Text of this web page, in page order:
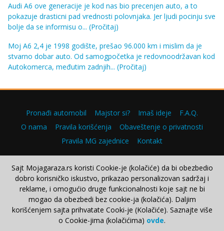
Audi A6 ove generacije je kod nas bio precenjen auto, a to
pokazuje drasticni pad vrednosti polovnjaka. Jer ljudi pocinju sve
bolje da se informisu o... (Pročitaj)
Moj A6 2,4 je 1998 godište, prešao 96.000 km i mislim da je
stvarno dobar auto. Od samogpočetka je redovnoodržavan kod
Autokomerca, međutim zadnjih... (Pročitaj)
Pronađi automobil Majstor si? Imaš ideje
F.A.Q.
O nama
Pravila korišćenja
Obaveštenje o privatnosti
Pravila MG zajednice
Kontakt
Copyright © 2000–2026.
Sajt Mojagaraza.rs koristi Cookie-je (kolačiće) da bi obezbedio
dobro korisničko iskustvo, prikazao personalizovan sadržaj i
reklame, i omogućio druge funkcionalnosti koje sajt ne bi
mogao da obezbedi bez cookie-ja (kolačića). Daljim
korišćenjem sajta prihvatate Cooki-je (Kolačiće). Saznajte više
o Cookie-jima (kolačićima) ovde.